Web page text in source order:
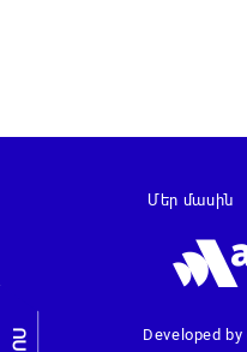
Developed
Մեր մասին